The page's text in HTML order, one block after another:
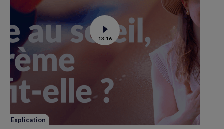
Voir
la
vidéo
est-
elle
la
meilleure
solution
protéger
13:16
Explication